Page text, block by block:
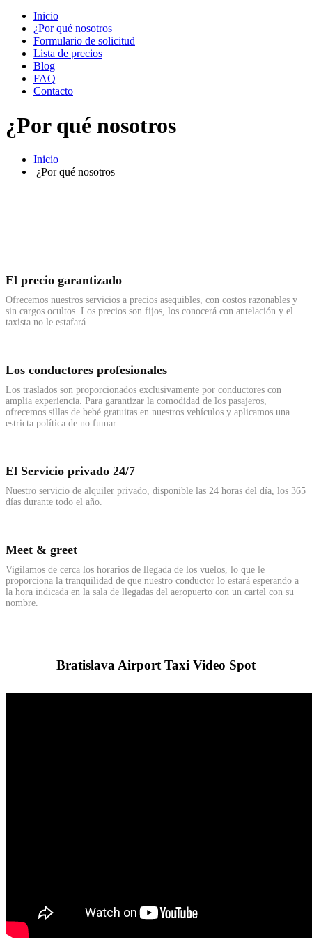
Inicio
¿Por qué nosotros
Formulario de solicitud
Lista de precios
Blog
FAQ
Contacto
¿Por qué nosotros
Inicio
¿Por qué nosotros
El precio garantizado
Ofrecemos nuestros servicios a precios asequibles, con costos razonables y
sin cargos ocultos. Los precios son fijos, los conocerá con antelación y el
taxista no le estafará.
Los conductores profesionales
Los traslados son proporcionados exclusivamente por conductores con
amplia experiencia. Para garantizar la comodidad de los pasajeros,
ofrecemos sillas de bebé gratuitas en nuestros vehículos y aplicamos una
estricta política de no fumar.
El Servicio privado 24/7
Nuestro servicio de alquiler privado, disponible las 24 horas del día, los 365
días durante todo el año.
Meet & greet
Vigilamos de cerca los horarios de llegada de los vuelos, lo que le
proporciona la tranquilidad de que nuestro conductor lo estará esperando a
la hora indicada en la sala de llegadas del aeropuerto con un cartel con su
nombre.
Bratislava Airport Taxi Video Spot